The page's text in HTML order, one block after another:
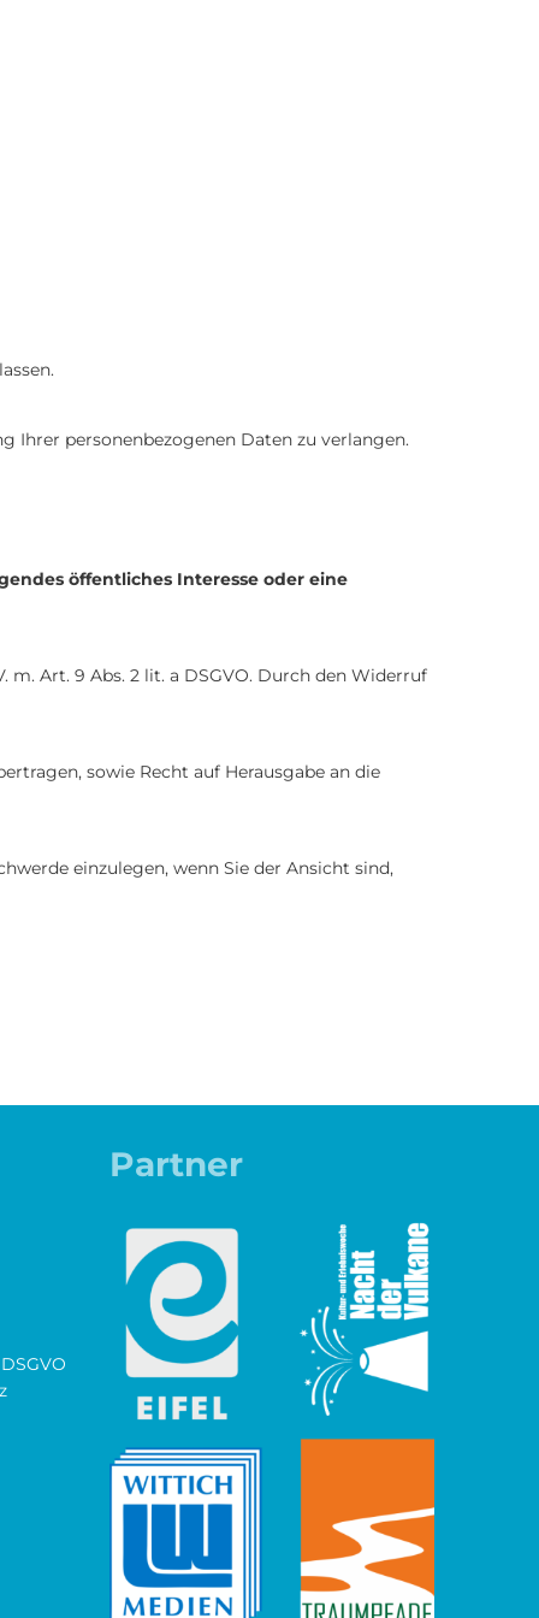
Ihrer personenbezogenen Daten zu verlangen.
öffentliches Interesse oder eine
m. Art. 9 Abs. 2 lit. a DSGVO. Durch den Widerruf
sowie Recht auf Herausgabe an die
einzulegen, wenn Sie der Ansicht sind,
Partner